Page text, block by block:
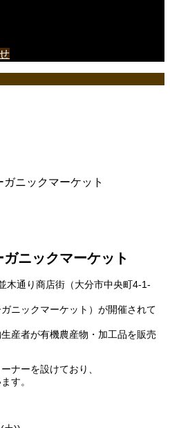
ガニックマーケット
ガニックマーケット
木通り商店街（大分市中央町4-1-
ニックマーケット）が開催されて
産者が有機農産物・加工品を販売
ナーを設けており、
す。